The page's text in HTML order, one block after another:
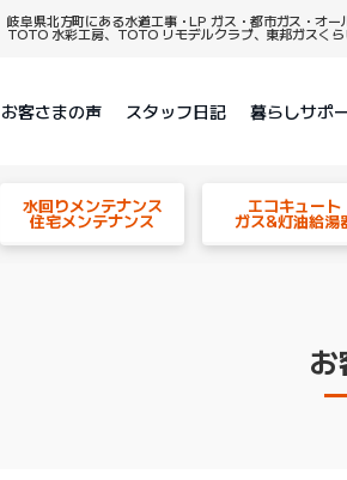
岐阜県北方町にある水道工事・LP ガス・都市ガス・オ
TOTO 水彩工房、TOTO リモデルクラブ、東邦ガスくら
お客さまの声 スタッフ日記 暮らしサポ
水回りメンテナンス
住宅メンテナンス
エコキュート
ガス&灯油給湯